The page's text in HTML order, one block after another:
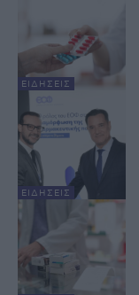
ΕΙΔΉΣΕΙΣ
ΕΙΔΉΣΕΙΣ